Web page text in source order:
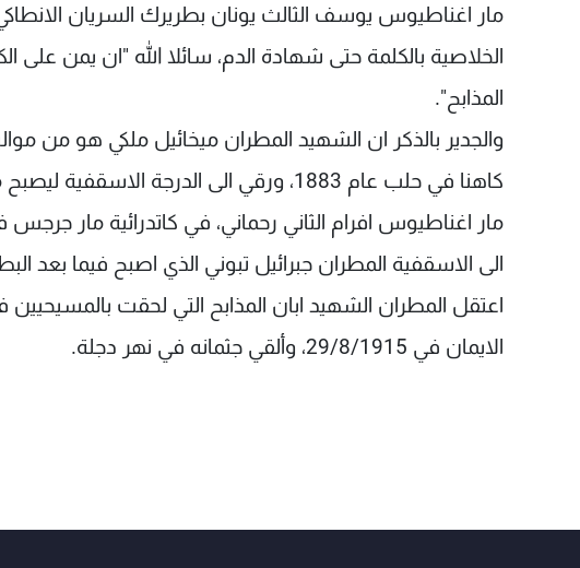
مار اغناطيوس يوسف الثالث يونان بطريرك السريان
الخلاصية بالكلمة حتى شهادة الدم، سائلا الله "ان يمن على
المذابح".
كاهنا في حلب عام 1883، ورقي الى الدرجة
الى الاسقفية المطران جبرائيل تبوني الذي اصبح فيما بعد
اعتقل المطران الشهيد ابان المذابح التي لحقت
الايمان في 29/8/1915، وألقي جثمانه في نهر دجلة.